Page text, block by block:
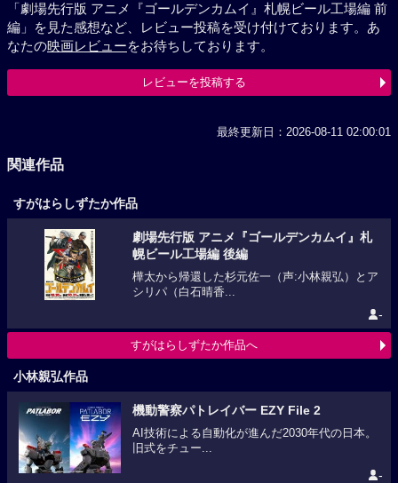
「劇場先行版 アニメ『ゴールデンカムイ』札幌ビール工場編 前
編」を見た感想など、レビュー投稿を受け付けております。あ
なたの映画レビューをお待ちしております。
レビューを投稿する
最終更新日：2026-08-11 02:00:01
関連作品
すがはらしずたか作品
劇場先行版 アニメ『ゴールデンカムイ』札
幌ビール工場編 後編
樺太から帰還した杉元佐一（声:小林親弘）とア
シリパ（白石晴香...
-
すがはらしずたか作品へ
小林親弘作品
機動警察パトレイバー EZY File 2
AI技術による自動化が進んだ2030年代の日本。
旧式をチュー...
-